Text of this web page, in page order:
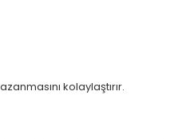
kolaylaştırır.